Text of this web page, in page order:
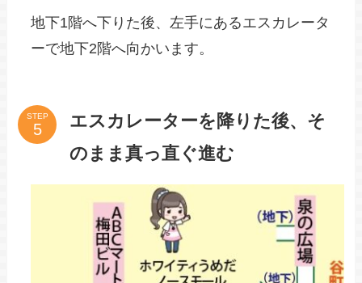
地下1階へ下りた後、左手にあるエスカレータ
ーで地下2階へ向かいます。
STEP
エスカレーターを降りた後、そ
のまま真っ直ぐ進む